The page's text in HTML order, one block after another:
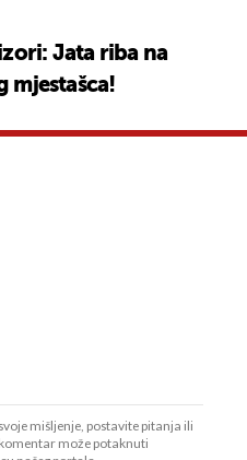
Jata riba na
mjestašca!
mišljenje, postavite pitanja ili
može potaknuti